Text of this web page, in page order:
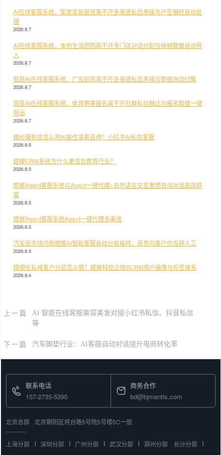
AI在线客服系统，家居家装留资离不开多渠道私信承接与户型偏好自动处
理
2026.8.7
AI在线客服系统，本地生活团购离不开多门店对话分配与核销数据自动导
入
2026.8.7
我是AI在线客服系统，广告招商离不开多渠道私信承接与数据自动归集
2026.8.7
我是AI在线客服系统，体育赛事报名离不开社群私信触达与报名数据一键
导出
2026.8.7
婚纱摄影店怎么用AI接住凌晨咨询？小红书AI私信客服
2026.8.5
螳螂CRM系统为什么更适合教育行业？
2026.8.5
螳螂Agent客服系统以Agent一键代理+自然语言交互重塑自动对话高效获
客
2026.8.5
螳螂Agent客服系统Agent一键代理多渠道
2026.8.5
汽车后市场巧用螳螂AI智能客服自动分层接待，高意向客户优先转人工
2026.8.5
精细化私域客户分层怎么做？螳螂科技企微SCRM用户画像与标签体系
2026.8.4
上一篇
AI 智能在线客服美容美发对接小红书私信、抖音私信
等
下一篇 汽车脚垫行业：AI客服自动对话提升电商转化率
联系电话
157-2735-5390
商务合作
bd@bjmantis.com
北京总部 北京朝阳区将台路5号院5号楼5C一层
上海分部 深圳分部 广州分部 武汉分部 郑州分部
长沙分部